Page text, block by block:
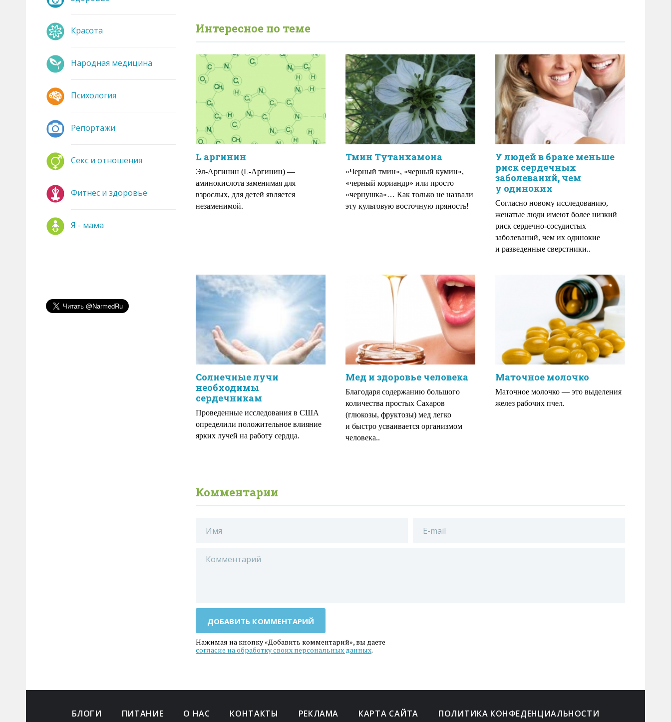
Интересное по теме
L аргинин
Эл-Аргинин (L-Аргинин) —
аминокислота заменимая для
взрослых, для детей является
незаменимой.
Тмин Тутанхамона
«Черный тмин», «черный кумин»,
«черный кориандр» или просто
«чернушка»… Как только не назвали
эту культовую восточную пряность!
У людей в браке меньше
риск сердечных
заболеваний, чем
у одиноких
Согласно новому исследованию,
женатые люди имеют более низкий
риск сердечно-сосудистых
заболеваний, чем их одинокие
и разведенные сверстники..
Солнечные лучи
необходимы
сердечникам
Проведенные исследования в США
определили положительное влияние
ярких лучей на работу сердца.
Мед и здоровье человека
Благодаря содержанию большого
количества простых Сахаров
(глюкозы, фруктозы) мед легко
и быстро усваивается организмом
человека..
Маточное молочко
Маточное молочко — это выделения
желез рабочих пчел.
Комментарии
ДОБАВИТЬ КОММЕНТАРИЙ
Нажимая на кнопку «Добавить комментарий», вы даете
согласие на обработку своих персональных данных.
Красота
Народная медицина
Психология
Репортажи
Секс и отношения
Фитнес и здоровье
Я - мама
БЛОГИ ПИТАНИЕ О НАС КОНТАКТЫ РЕКЛАМА КАРТА САЙТА ПОЛИТИКА КОНФЕДЕНЦИАЛЬНОСТИ